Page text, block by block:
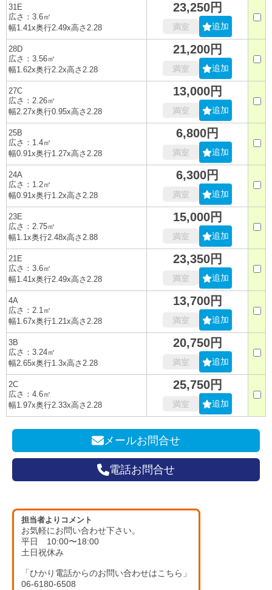
31E
広さ：3.6㎡
幅1.41x奥行2.49x高さ2.28
23,250円
満室 追加
28D
広さ：3.56㎡
幅1.62x奥行2.2x高さ2.28
21,200円
満室 追加
27C
広さ：2.26㎡
幅2.27x奥行0.95x高さ2.28
13,000円
満室 追加
25B
広さ：1.4㎡
幅0.91x奥行1.27x高さ2.28
6,800円
満室 追加
24A
広さ：1.2㎡
幅0.91x奥行1.2x高さ2.28
6,300円
満室 追加
23E
広さ：2.75㎡
幅1.1x奥行2.48x高さ2.88
15,000円
満室 追加
21E
広さ：3.6㎡
幅1.41x奥行2.49x高さ2.28
23,350円
満室 追加
4A
広さ：2.1㎡
幅1.67x奥行1.21x高さ2.28
13,700円
満室 追加
3B
広さ：3.24㎡
幅2.65x奥行1.3x高さ2.28
20,750円
満室 追加
2C
広さ：4.6㎡
幅1.97x奥行2.33x高さ2.28
25,750円
満室 追加
メールお問合せ
電話お問合せ
担当者よりコメント
お気軽にお問い合わせ下さい。
平日 10:00〜18:00
土日祝休み
「ひかり電話からのお問い合わせはこちら」
06-6180-6508